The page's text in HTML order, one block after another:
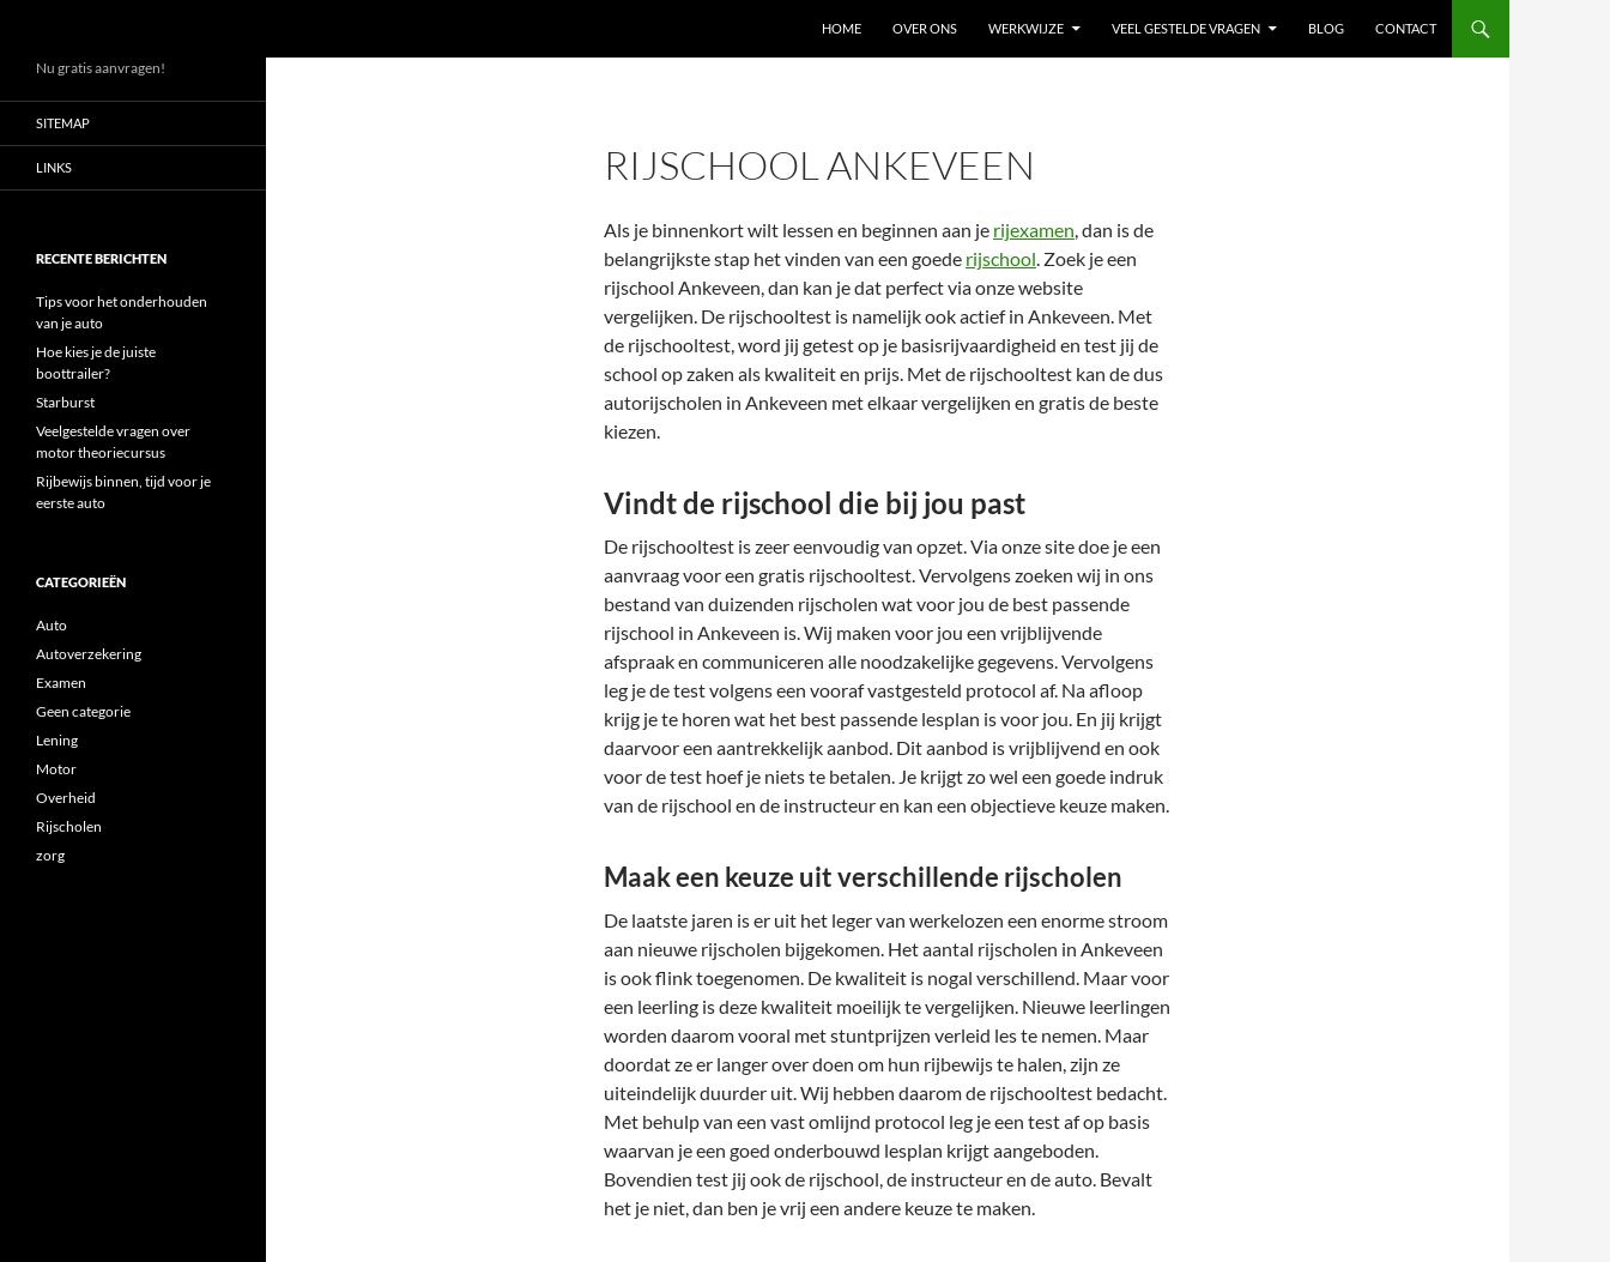
naar
HOME OVER ONS WERKWIJZE VEEL GESTELDE VRAGEN BLOG CONTACT
RIJSCHOOL ANKEVEEN
Als je binnenkort wilt lessen en beginnen aan je rijexamen, dan is de
belangrijkste stap het vinden van een goede rijschool. Zoek je een
rijschool Ankeveen, dan kan je dat perfect via onze website
vergelijken. De rijschooltest is namelijk ook actief in Ankeveen. Met
de rijschooltest, word jij getest op je basisrijvaardigheid en test jij de
school op zaken als kwaliteit en prijs. Met de rijschooltest kan de dus
autorijscholen in Ankeveen met elkaar vergelijken en gratis de beste
kiezen.
Vindt de rijschool die bij jou past
De rijschooltest is zeer eenvoudig van opzet. Via onze site doe je een
aanvraag voor een gratis rijschooltest. Vervolgens zoeken wij in ons
bestand van duizenden rijscholen wat voor jou de best passende
rijschool in Ankeveen is. Wij maken voor jou een vrijblijvende
afspraak en communiceren alle noodzakelijke gegevens. Vervolgens
leg je de test volgens een vooraf vastgesteld protocol af. Na afloop
krijg je te horen wat het best passende lesplan is voor jou. En jij krijgt
daarvoor een aantrekkelijk aanbod. Dit aanbod is vrijblijvend en ook
voor de test hoef je niets te betalen. Je krijgt zo wel een goede indruk
van de rijschool en de instructeur en kan een objectieve keuze maken.
Maak een keuze uit verschillende rijscholen
De laatste jaren is er uit het leger van werkelozen een enorme stroom
aan nieuwe rijscholen bijgekomen. Het aantal rijscholen in Ankeveen
is ook flink toegenomen. De kwaliteit is nogal verschillend. Maar voor
een leerling is deze kwaliteit moeilijk te vergelijken. Nieuwe leerlingen
worden daarom vooral met stuntprijzen verleid les te nemen. Maar
doordat ze er langer over doen om hun rijbewijs te halen, zijn ze
uiteindelijk duurder uit. Wij hebben daarom de rijschooltest bedacht.
Met behulp van een vast omlijnd protocol leg je een test af op basis
waarvan je een goed onderbouwd lesplan krijgt aangeboden.
Bovendien test jij ook de rijschool, de instructeur en de auto. Bevalt
het je niet, dan ben je vrij een andere keuze te maken.
Nu gratis aanvragen!
SITEMAP
LINKS
RECENTE BERICHTEN
Tips voor het onderhouden
van je auto
Hoe kies je de juiste
boottrailer?
Starburst
Veelgestelde vragen over
motor theoriecursus
Rijbewijs binnen, tijd voor je
eerste auto
CATEGORIEËN
Auto
Autoverzekering
Examen
Geen categorie
Lening
Motor
Overheid
Rijscholen
zorg